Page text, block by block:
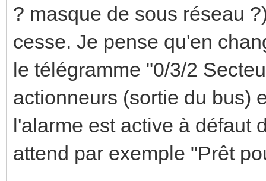
? masque de sous réseau
cesse. Je pense qu'en
le télégramme "0/3/2
actionneurs (sortie du bus)
l'alarme est active à défaut
attend par exemple "Prêt